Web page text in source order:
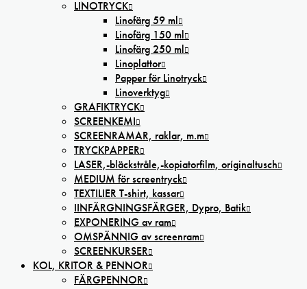
LINOTRYCK
Linofärg 59 ml
Linofärg 150 ml
Linofärg 250 ml
Linoplattor
Papper för Linotryck
Linoverktyg
GRAFIKTRYCK
SCREENKEMI
SCREENRAMAR, raklar, m.m
TRYCKPAPPER
LASER,-bläckstråle,-kopiatorfilm, oríginaltusch
MEDIUM för screentryck
TEXTILIER T-shirt, kassar
IINFÄRGNINGSFÄRGER, Dypro, Batik
EXPONERING av ram
OMSPÄNNIG av screenram
SCREENKURSER
KOL, KRITOR & PENNOR
FÄRGPENNOR